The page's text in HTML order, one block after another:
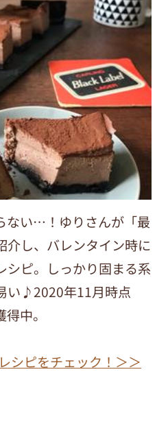
ない…！ゆりさんが「最
介し、バレンタイン時に
シピ。しっかり固まる系
い♪2020年11月時点
中。
シピをチェック！＞＞